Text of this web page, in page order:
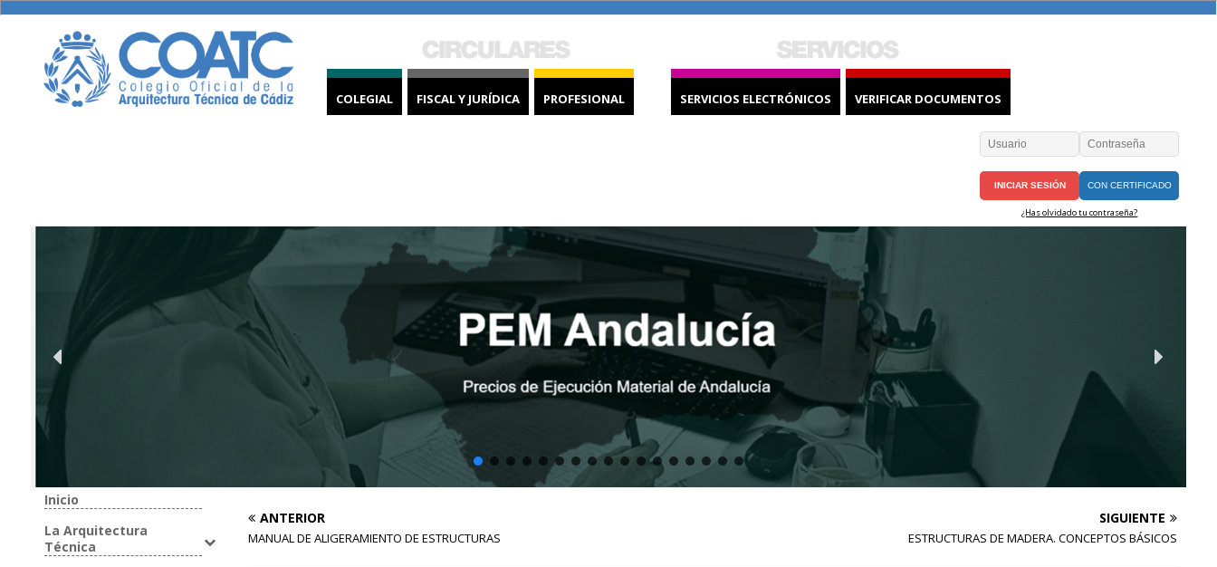
COLEGIAL FISCAL Y JURÍDICA PROFESIONAL SERVICIOS ELECTRÓNICOS VERIFICAR DOCUMENTOS
CON CERTIFICADO
¿Has olvidado tu contraseña?
Inicio
La Arquitectura
Técnica
ANTERIOR
MANUAL DE ALIGERAMIENTO DE ESTRUCTURAS
SIGUIENTE
ESTRUCTURAS DE MADERA. CONCEPTOS BÁSICOS